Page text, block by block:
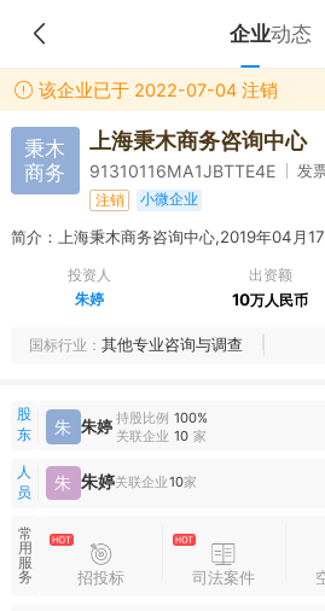
企业动态
该企业已于 2022-07-04 注销
秉木
商务
上海秉木商务咨询中心
91310116MA1JBTTE4E 发
注销 小微企业
投资人
朱婷
出资额
10万人民币
国标行业 其他专业咨询与调查
股
东
朱 朱婷 持股比例 100%
关联企业 10 家
人
员
朱 朱婷关联企业10家
常
用
服
务
招投标 司法案件